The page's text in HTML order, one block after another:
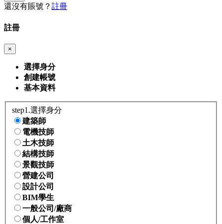
還沒有賬號？ 註冊
註冊
×
選擇身分
創建帳號
基本資料
step1.選擇身分
建築師
電機技師
土木技師
結構技師
景觀技師
營建公司
設計公司
BIM學生
一般公司/廠商
個人/工作室